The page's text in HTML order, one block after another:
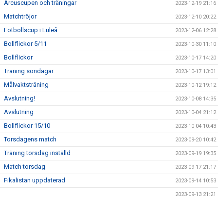
Arcuscupen och träningar 2023-12-19 21:16
Matchtröjor 2023-12-10 20:22
Fotbollscup i Luleå 2023-12-06 12:28
Bollflickor 5/11 2023-10-30 11:10
Bollflickor 2023-10-17 14:20
Träning söndagar 2023-10-17 13:01
Målvaktsträning 2023-10-12 19:12
Avslutning! 2023-10-08 14:35
Avslutning 2023-10-04 21:12
Bollflickor 15/10 2023-10-04 10:43
Torsdagens match 2023-09-20 10:42
Träning torsdag inställd 2023-09-19 19:35
Match torsdag 2023-09-17 21:17
Fikalistan uppdaterad 2023-09-14 10:53
2023-09-13 21:21